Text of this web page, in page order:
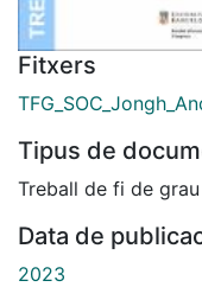
Fitxers
Tipus de
Treball de fi de grau
Data de
2023